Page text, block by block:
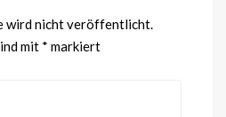
wird nicht veröffentlicht.
mit * markiert